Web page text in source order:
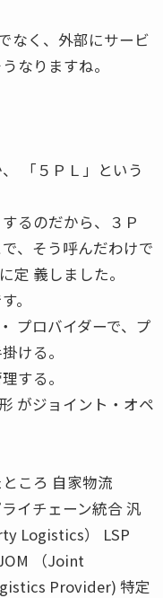
なく、外部にサービ
なりますね。
「５ＰＬ」という
るのだから、３Ｐ
、そう呼んだわけで
定 義しました。
。
プロバイダーで、プ
ける。
する。
がジョイント・オペ
ころ 自家物流
イチェーン統合 汎
Logistics） LSP
（Joint
Provider) 特定